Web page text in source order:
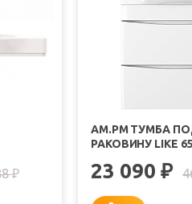
₽
AM.PM ТУМБА
РАКОВИНУ LIKE
23 090 ₽